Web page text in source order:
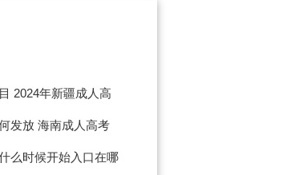
2024年新疆成人高
发放 海南成人高考
么时候开始入口在哪